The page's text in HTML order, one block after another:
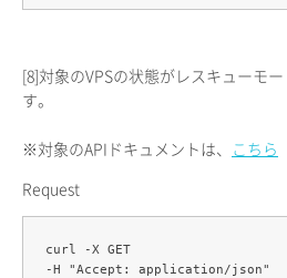
[8]対象のVPSの状態がレスキューモ
す。
※対象のAPIドキュメントは、 こちら
Request
curl -X GET
-H "Accept: application/json"